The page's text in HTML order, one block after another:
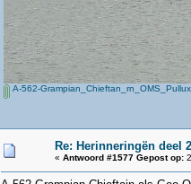
A-562-
Re: Herinneringën deel 2
« Antwoord #1577 Gepost op: